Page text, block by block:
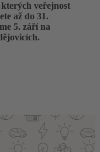
veřejnost
až do 31.
5. září na